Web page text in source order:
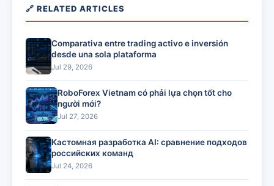
🔗 RELATED ARTICLES
Comparativa entre trading activo e inversión
desde una sola plataforma
Jul 29, 2026
RoboForex Vietnam có phải lựa chọn tốt cho
người mới?
Jul 27, 2026
Кастомная разработка AI: сравнение подходов
российских команд
Jul 24, 2026